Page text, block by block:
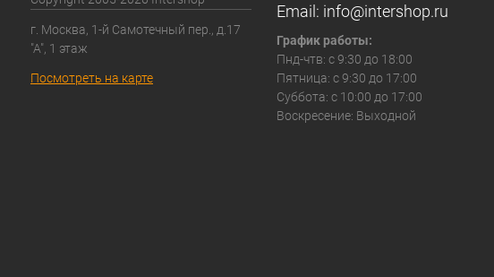
г. Москва, 1-й Самотечный пер., д.17
"А", 1 этаж
Посмотреть на карте
Email: info@intershop.ru
График работы:
Пнд-чтв: с 9:30 до 18:00
Пятница: с 9:30 до 17:00
Суббота: с 10:00 до 17:00
Воскресение: Выходной